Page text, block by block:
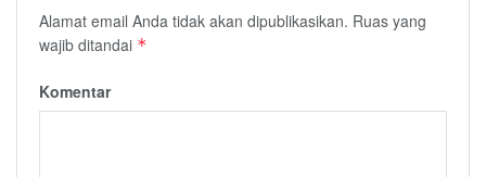
Alamat email Anda tidak akan dipublikasikan. Ruas yang
wajib ditandai *
Komentar